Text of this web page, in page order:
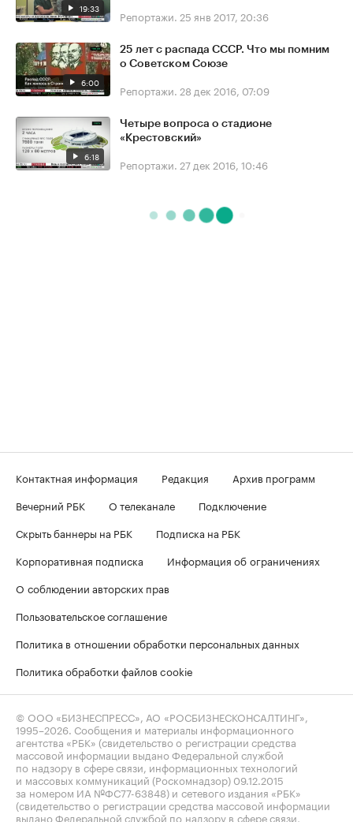
19:33 Репортажи. 25 янв 2017, 20:36
6:00
25 лет с распада СССР. Что мы помним
о Советском Союзе
Репортажи. 28 дек 2016, 07:09
6:18
Четыре вопроса о стадионе
«Крестовский»
Репортажи. 27 дек 2016, 10:46
Контактная информация Редакция
Архив программ
Вечерний РБК
О телеканале
Подключение
Скрыть баннеры на РБК
Подписка на РБК
Корпоративная подписка
Информация об ограничениях
О соблюдении авторских прав
Пользовательское соглашение
Политика в отношении обработки персональных данных
Политика обработки файлов cookie
© ООО «БИЗНЕСПРЕСС», АО «РОСБИЗНЕСКОНСАЛТИНГ»,
1995–2026 . Сообщения и материалы информационного
агентства «РБК» (свидетельство о регистрации средства
массовой информации выдано Федеральной службой
по надзору в сфере связи, информационных технологий
и массовых коммуникаций (Роскомнадзор) 09.12.2015
за номером ИА №ФС77-63848) и сетевого издания «РБК»
(свидетельство о регистрации средства массовой информации
выдано Федеральной службой по надзору в сфере связи,